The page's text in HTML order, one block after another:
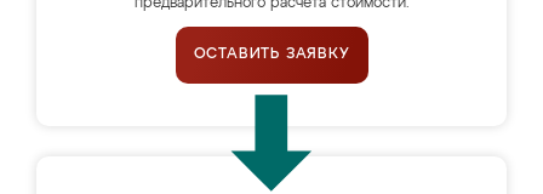
предварительного расчёта стоимости.
ОСТАВИТЬ ЗАЯВКУ